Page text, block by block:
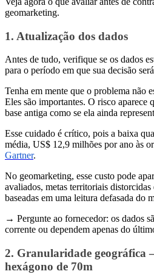
geomarketing.
1. Atualização dos dados
Antes de tudo, verifique se os dados
para o período em que sua decisão
Tenha em mente que o problema não
Eles são importantes. O risco aparece
base antiga como se ela ainda
Esse cuidado é crítico, pois a baixa
média, US$ 12,9 milhões por ano às
Gartner.
No geomarketing, esse custo pode
avaliados, metas territoriais distorcidas
baseadas em uma leitura defasada do
→ Pergunte ao fornecedor: os dados
corrente ou dependem apenas do
2. Granularidade geográfica
hexágono de 70m